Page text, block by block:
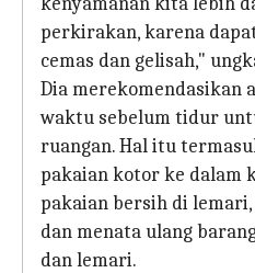
perkirakan, karena
cemas dan gelisah,"
Dia merekomendasikan
waktu sebelum tidur
ruangan. Hal itu
pakaian kotor ke dalam
pakaian bersih di
dan menata ulang
dan lemari.